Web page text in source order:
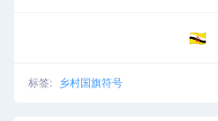
🇧🇳
标签: 乡村国旗符号